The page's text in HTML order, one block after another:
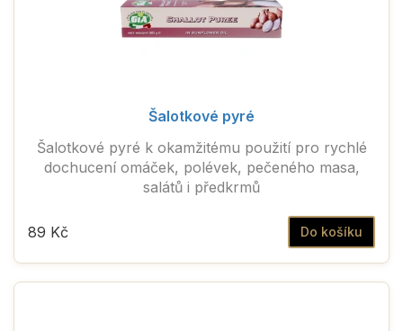
Šalotkové pyré
Šalotkové pyré k okamžitému použití pro rychlé
dochucení omáček, polévek, pečeného masa,
salátů i předkrmů
Do košíku
89 Kč